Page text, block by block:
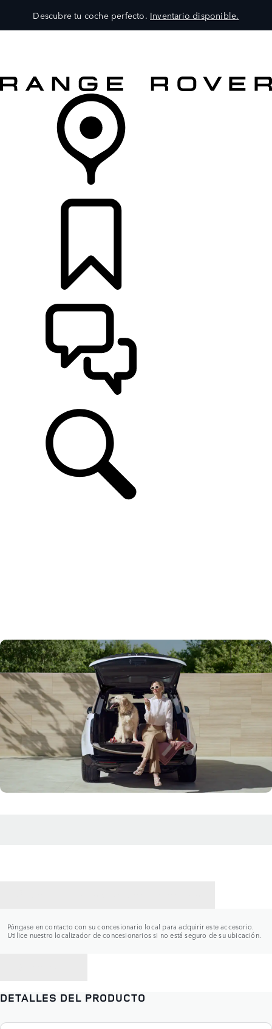
Descubre tu coche perfecto. Inventario disponible.
Póngase en contacto con su concesionario local para adquirir este accesorio.
Utilice nuestro localizador de concesionarios si no está seguro de su ubicación.
DETALLES DEL PRODUCTO